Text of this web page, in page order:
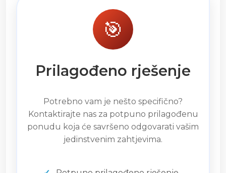
🎯
Prilagođeno rješenje
Potrebno vam je nešto specifično?
Kontaktirajte nas za potpuno prilagođenu
ponudu koja će savršeno odgovarati vašim
jedinstvenim zahtjevima.